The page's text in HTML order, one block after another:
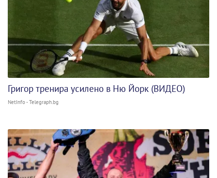
Григор тренира усилено в Ню Йорк (ВИДЕО)
NetInfo - Telegraph.bg